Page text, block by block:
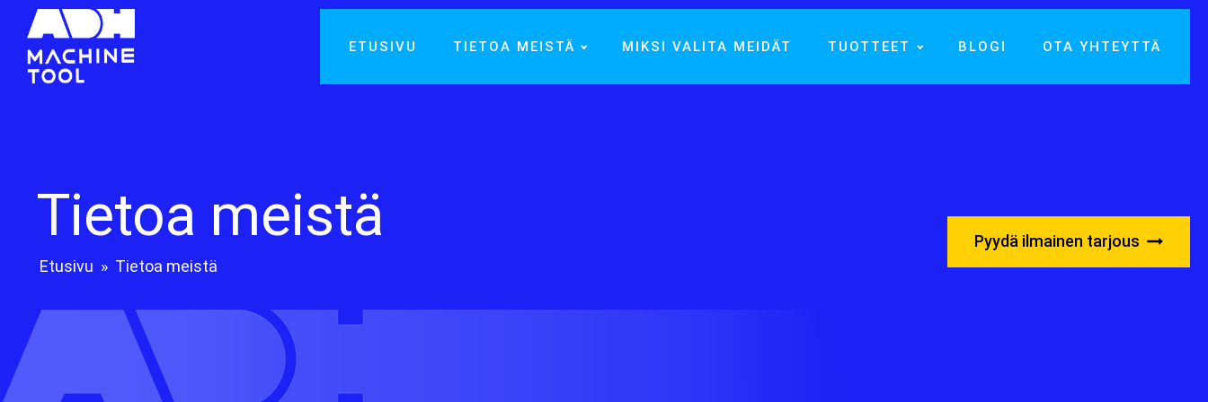
ETUSIVU TIETOA MEISTÄ MIKSI VALITA MEIDÄT TUOTTEET BLOGI OTA YHTEYTTÄ
Tietoa meistä
Etusivu » Tietoa meistä
Pyydä ilmainen tarjous